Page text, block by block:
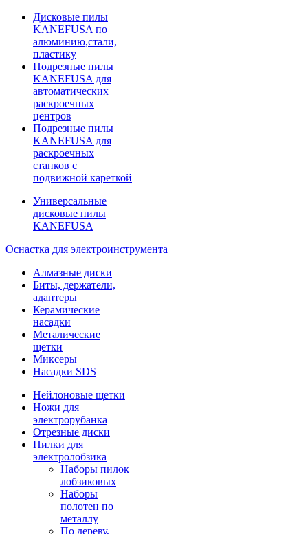
Дисковые пилы
KANEFUSA по
алюминию,стали,
пластику
Подрезные пилы
KANEFUSA для
автоматических
раскроечных
центров
Подрезные пилы
KANEFUSA для
раскроечных
станков с
подвижной кареткой
Универсальные
дисковые пилы
KANEFUSA
Оснастка для электроинструмента
Алмазные диски
Биты, держатели,
адаптеры
Керамические
насадки
Металические
щетки
Миксеры
Насадки SDS
Нейлоновые щетки
Ножи для
электрорубанка
Отрезные диски
Пилки для
электролобзика
Наборы пилок
лобзиковых
Наборы
полотен по
металлу
По дереву,